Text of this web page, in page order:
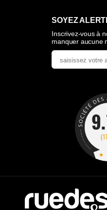
SOYEZ
Inscrivez-vous à
manquer aucune